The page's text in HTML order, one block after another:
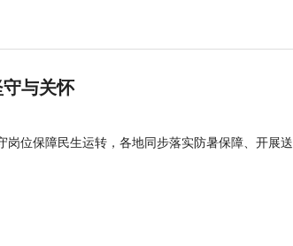
与关怀
岗位保障民生运转，各地同步落实防暑保障、开展